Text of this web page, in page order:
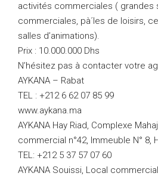
activités commerciales ( grandes
commerciales, pà´les de loisirs,
salles d’animations).
Prix : 10.000.000 Dhs
N’hésitez pas à contacter votre
AYKANA – Rabat
TEL : +212 6 62 07 85 99
www.aykana.ma
AYKANA Hay Riad, Complexe
commercial n°42, Immeuble N° 8,
TEL: +212 5 37 57 07 60
AYKANA Souissi, Local